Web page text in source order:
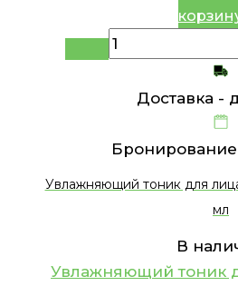
Доставка -
Увлажняющий тоник для
мл
В
Увлажняющий тоник